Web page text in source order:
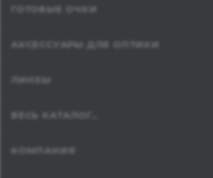
ГОТОВЫЕ ОЧКИ
АКСЕССУАРЫ ДЛЯ ОПТИКИ
ЛИНЗЫ
ВЕСЬ КАТАЛОГ...
КОМПАНИЯ